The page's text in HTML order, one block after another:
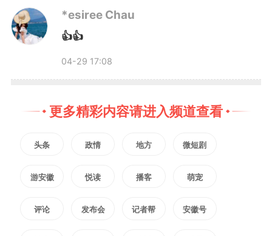
告，介绍了聚变技术“沿途下蛋”的
创新成果，即利用聚变装置衍生的
超导、中子等核心技术，并推动曦
活动中举办了安徽理工大学聚
变工程学院揭牌仪式。长丰县副县
*esiree Chau
👍👍
04-29 17:08
更多精彩内容请进入频道查看
头条 政情 地方 微短剧
游安徽 悦读 播客 萌宠
评论 发布会 记者帮 安徽号